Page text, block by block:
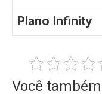
Plano Infinity
Você